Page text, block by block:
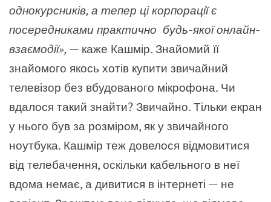
однокурсників, а тепер ці корпорації є
посередниками практично будь-якої онлайн-
взаємодії», — каже Кашмір. Знайомий її
знайомого якось хотів купити звичайний
телевізор без вбудованого мікрофона. Чи
вдалося такий знайти? Звичайно. Тільки екран
у нього був за розміром, як у звичайного
ноутбука. Кашмір теж довелося відмовитися
від телебачення, оскільки кабельного в неї
вдома немає, а дивитися в інтернеті — не